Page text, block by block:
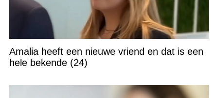
Amalia heeft een nieuwe vriend en dat is een
hele bekende (24)